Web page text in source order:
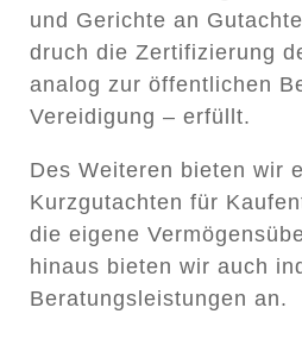
und Gerichte an
druch die Zertifizierung
analog zur öffentlichen
Vereidigung – erfüllt.
Des Weiteren bieten wir
Kurzgutachten für
die eigene
hinaus bieten wir auch
Beratungsleistungen an.